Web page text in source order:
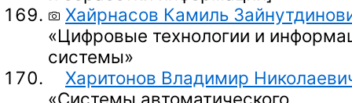
Хайрнасов Камиль
«Цифровые технологии и
системы»
Харитонов Владимир
«Системы автоматического